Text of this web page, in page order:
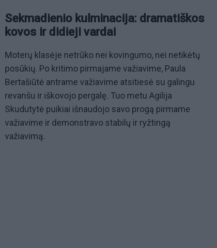
Sekmadienio kulminacija: dramatiškos
kovos ir didieji vardai
Moterų klasėje netrūko nei kovingumo, nei netikėtų
posūkių. Po kritimo pirmajame važiavime, Paula
Bertašiūtė antrame važiavime atsitiesė su galingu
revanšu ir iškovojo pergalę. Tuo metu Agilija
Skudutytė puikiai išnaudojo savo progą pirmame
važiavime ir demonstravo stabilų ir ryžtingą
važiavimą.